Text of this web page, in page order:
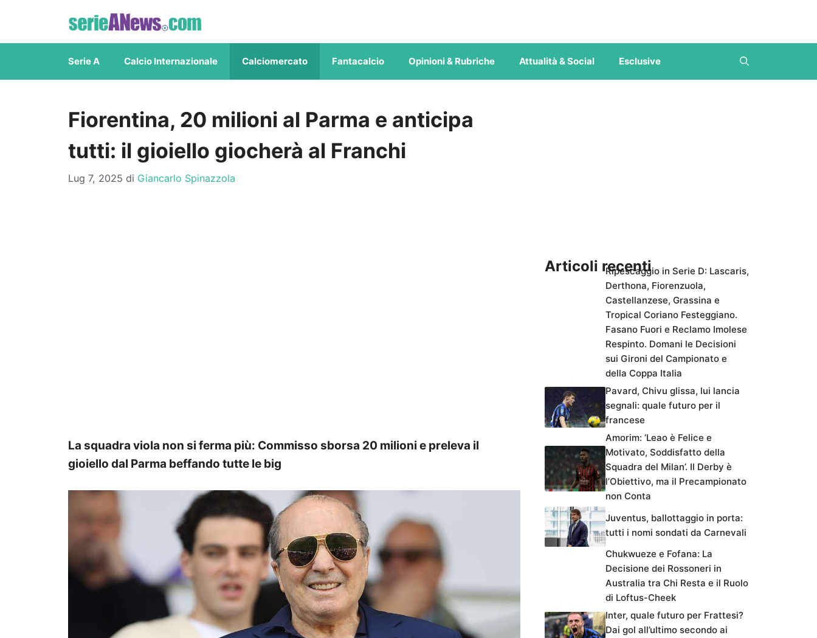
contenuto
Serie A Calcio Internazionale Calciomercato Fantacalcio Opinioni & Rubriche Attualità & Social Esclusive
Fiorentina, 20 milioni al Parma e anticipa
tutti: il gioiello giocherà al Franchi
Lug 7, 2025 di Giancarlo Spinazzola
La squadra viola non si ferma più: Commisso sborsa 20 milioni e preleva il
gioiello dal Parma beffando tutte le big
Articoli recentiRipescaggio in Serie D: Lascaris,
Derthona, Fiorenzuola,
Castellanzese, Grassina e
Tropical Coriano Festeggiano.
Fasano Fuori e Reclamo Imolese
Respinto. Domani le Decisioni
sui Gironi del Campionato e
della Coppa Italia
Pavard, Chivu glissa, lui lancia
segnali: quale futuro per il
francese
Amorim: ‘Leao è Felice e
Motivato, Soddisfatto della
Squadra del Milan’. Il Derby è
l’Obiettivo, ma il Precampionato
non Conta
Juventus, ballottaggio in porta:
tutti i nomi sondati da Carnevali
Chukwueze e Fofana: La
Decisione dei Rossoneri in
Australia tra Chi Resta e il Ruolo
di Loftus-Cheek
Inter, quale futuro per Frattesi?
Dai gol all’ultimo secondo ai